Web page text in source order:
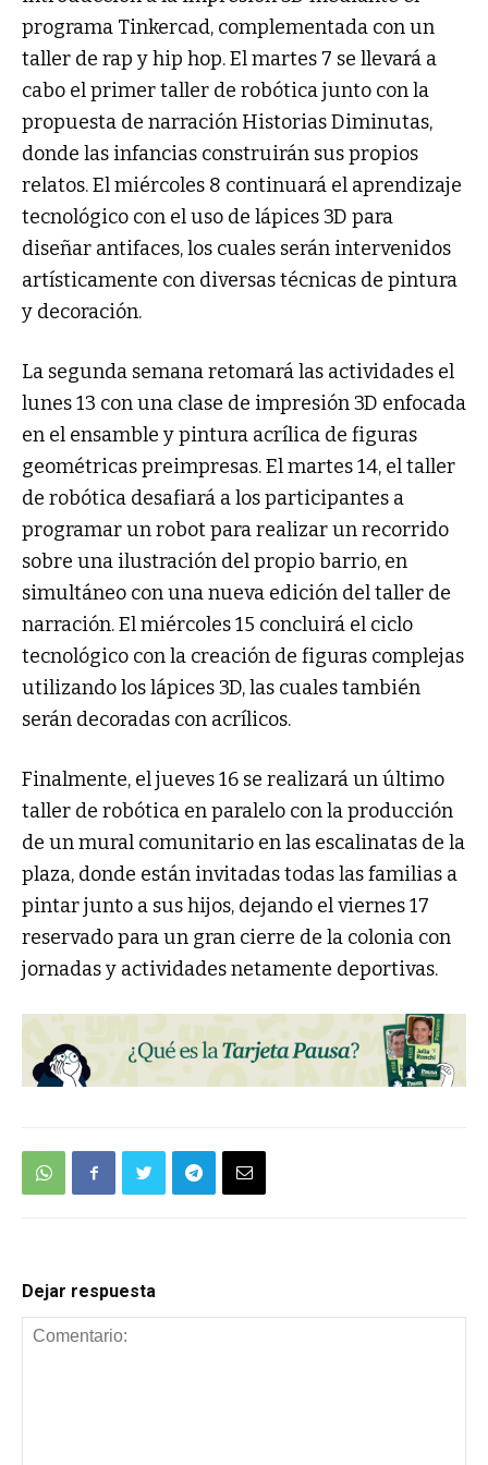
programa Tinkercad, complementada con un
taller de rap y hip hop. El martes 7 se llevará a
cabo el primer taller de robótica junto con la
propuesta de narración Historias Diminutas,
donde las infancias construirán sus propios
relatos. El miércoles 8 continuará el aprendizaje
tecnológico con el uso de lápices 3D para
diseñar antifaces, los cuales serán intervenidos
artísticamente con diversas técnicas de pintura
y decoración.
La segunda semana retomará las actividades el
lunes 13 con una clase de impresión 3D enfocada
en el ensamble y pintura acrílica de figuras
geométricas preimpresas. El martes 14, el taller
de robótica desafiará a los participantes a
programar un robot para realizar un recorrido
sobre una ilustración del propio barrio, en
simultáneo con una nueva edición del taller de
narración. El miércoles 15 concluirá el ciclo
tecnológico con la creación de figuras complejas
utilizando los lápices 3D, las cuales también
serán decoradas con acrílicos.
Finalmente, el jueves 16 se realizará un último
taller de robótica en paralelo con la producción
de un mural comunitario en las escalinatas de la
plaza, donde están invitadas todas las familias a
pintar junto a sus hijos, dejando el viernes 17
reservado para un gran cierre de la colonia con
jornadas y actividades netamente deportivas.
Dejar respuesta